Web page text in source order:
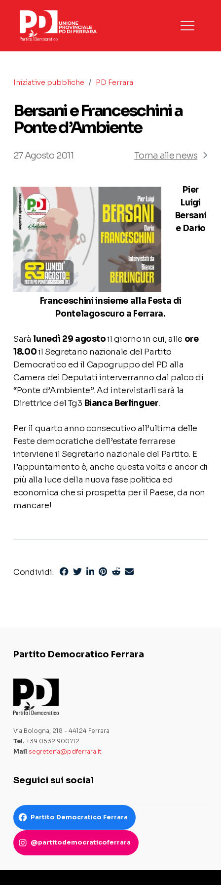
Iniziative pubbliche / PD Ferrara
Bersani e Franceschini a
Ponte d’Ambiente
27 Agosto 2011 Torna alle news
Pier
Luigi
Bersani
e Dario
Franceschini insieme alla Festa di
Pontelagoscuro a Ferrara.
Saràlunedì 29 agostoil giorno in cui, alle ore
18.00il Segretario nazionale del Partito
Democratico ed il Capogruppo del PD alla
Camera dei Deputati interverranno dal palco di
“Ponte d’Ambiente”. Ad intervistarli sarà la
Direttrice del Tg3 Bianca Berlinguer.
Per il quarto anno consecutivo all’ultima delle
Feste democratiche dell’estate ferrarese
interviene il Segretario nazionale del Partito. E
l’appuntamento è, anche questa volta e ancor di
più alla luce della nuova fase politica ed
economica che si prospetta per il Paese, da non
mancare!
Condividi:
Partito Democratico Ferrara
Via Bologna, 218 - 44124 Ferrara
Tel. +39 0532 900712
Mail segreteria@pdferrara.it
Seguici sui social
Partito Democratico Ferrara
@partitodemocraticoferrara